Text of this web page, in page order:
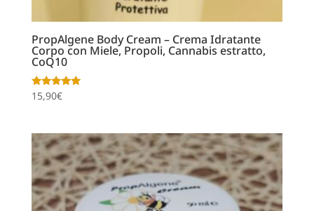
PropAlgene Body Cream – Crema Idratante
Corpo con Miele, Propoli, Cannabis estratto,
CoQ10
Valutato
5.00
15,90€